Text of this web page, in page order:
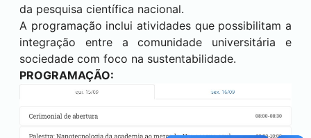
da pesquisa científica nacional.
A programação inclui atividades que possibilitam a
integração entre a comunidade universitária e
sociedade com foco na sustentabilidade.
PROGRAMAÇÃO: